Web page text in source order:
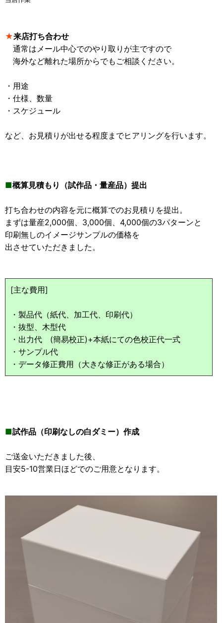
★来店打ち合わせ
通常はメール中心でのやり取りが主ですので
海外など離れた場所からでもご相談ください。
・用途
・仕様、数量
・スケジュール
など、お見積りが出せる程度までヒアリングを行います。
■概算見積もり（試作品・量産品）提出
打ち合わせの内容を元に概算でのお見積りを提出。
まずは量産2,000個、3,000個、4,000個の3パターンと
印刷無しのイメージサンプルの価格を
出させていただきました。
[主な費用]
・製品代（紙代、加工代、印刷代）
・抜型、木型代
・出力代 (簡易校正)+本紙にての色校正代一式
・サンプル代
・データ修正費用（大きな修正がある場合）
■試作品（印刷なしの白ダミー）作成
ご送金いただきました後、
目安5-10営業日ほどでのご用意となります。